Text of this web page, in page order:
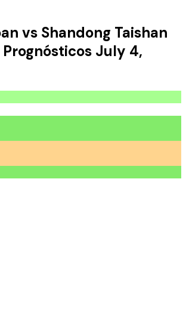
vs Shandong Taishan
Prognósticos July 4,